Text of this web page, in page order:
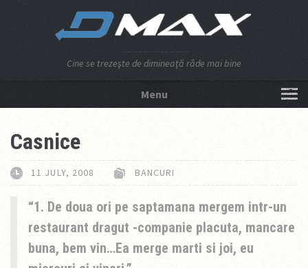
Cine se trezeşte de dimineaţă râde mai bine
Menu
Casnice
11 JULY, 2008 BANCURI
1. De doua ori pe saptamana mergem intr-un
restaurant dragut -companie placuta, mancare
buna, bem vin…Ea merge marti si joi, eu